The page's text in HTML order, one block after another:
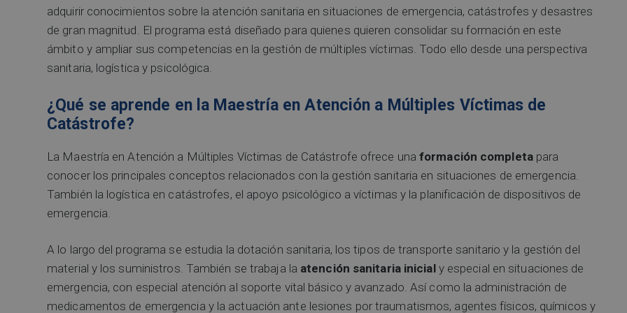
adquirir conocimientos sobre la atención sanitaria en situaciones de emergencia, catástrofes y desastres
de gran magnitud. El programa está diseñado para quienes quieren consolidar su formación en este
ámbito y ampliar sus competencias en la gestión de múltiples víctimas. Todo ello desde una perspectiva
sanitaria, logística y psicológica.
¿Qué se aprende en la Maestría en Atención a Múltiples Víctimas de
Catástrofe?
La Maestría en Atención a Múltiples Víctimas de Catástrofe ofrece una formación completapara
conocer los principales conceptos relacionados con la gestión sanitaria en situaciones de emergencia.
También la logística en catástrofes, el apoyo psicológico a víctimas y la planificación de dispositivos de
emergencia.
A lo largo del programa se estudia la dotación sanitaria, los tipos de transporte sanitario y la gestión del
material y los suministros. También se trabaja la atención sanitaria inicialy especial en situaciones de
emergencia, con especial atención al soporte vital básico y avanzado. Así como la administración de
medicamentos de emergencia y la actuación ante lesiones por traumatismos, agentes físicos, químicos y